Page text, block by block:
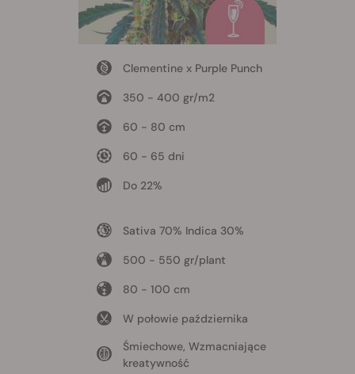
Clementine x Purple Punch
350 - 400 gr/m2
60 - 80 cm
60 - 65 dni
Do 22%
Sativa 70% Indica 30%
500 - 550 gr/plant
80 - 100 cm
W połowie października
Śmiechowe, Wzmacniające
kreatywność